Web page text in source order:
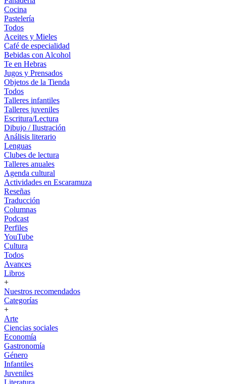
Cocina
Pastelería
Todos
Aceites y Mieles
Café de especialidad
Bebidas con Alcohol
Te en Hebras
Jugos y Prensados
Objetos de la Tienda
Todos
Talleres infantiles
Talleres juveniles
Escritura/Lectura
Dibujo / Ilustración
Análisis literario
Lenguas
Clubes de lectura
Talleres anuales
Agenda cultural
Actividades en Escaramuza
Reseñas
Traducción
Columnas
Podcast
Perfiles
YouTube
Cultura
Todos
Avances
Libros
+
Nuestros recomendados
Categorías
+
Arte
Ciencias sociales
Economía
Gastronomía
Género
Infantiles
Juveniles
Literatura